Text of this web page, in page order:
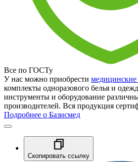
Все по ГОСТу
У нас можно приобрести медицинские
комплекты одноразового белья и
инструменты и оборудование
производителей. Вся продукция
Подробнее о Базисмед
Скопировать ссылку